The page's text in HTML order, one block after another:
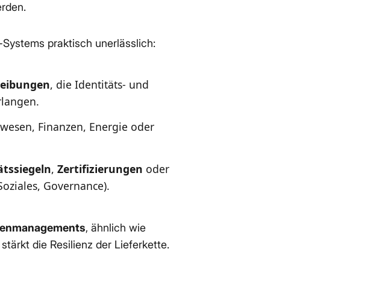
praktisch unerlässlich:
, die Identitäts- und
Finanzen, Energie oder
, Zertifizierungen oder
Governance).
, ähnlich wie
die Resilienz der Lieferkette.